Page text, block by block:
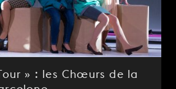
» : les Chœurs de la